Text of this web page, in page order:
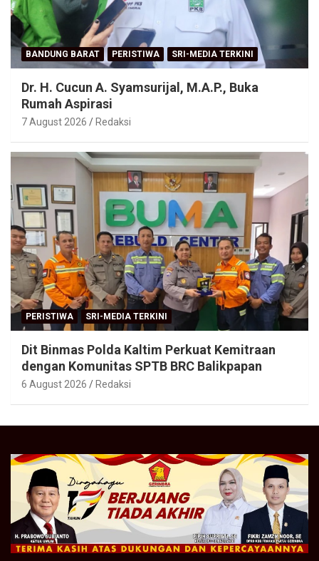
BANDUNG BARAT PERISTIWA SRI-MEDIA TERKINI
Dr. H. Cucun A. Syamsurijal, M.A.P., Buka
Rumah Aspirasi
7 August 2026 Redaksi
PERISTIWA SRI-MEDIA TERKINI
Dit Binmas Polda Kaltim Perkuat Kemitraan
dengan Komunitas SPTB BRC Balikpapan
6 August 2026 Redaksi